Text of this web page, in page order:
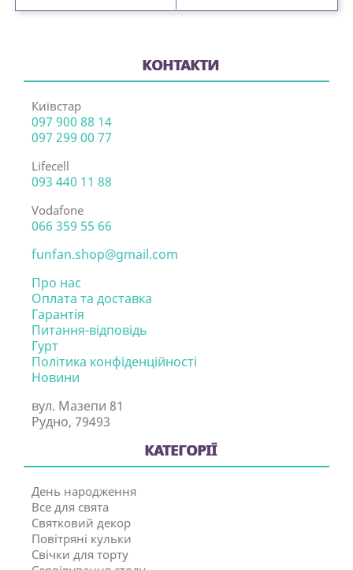
КОНТАКТИ
Київстар
097 900 88 14
097 299 00 77
Lifecell
093 440 11 88
Vodafone
066 359 55 66
funfan.shop@gmail.com
Про нас
Оплата та доставка
Гарантія
Питання-відповідь
Гурт
Політика конфіденційності
Новини
вул. Мазепи 81
Рудно, 79493
КАТЕГОРІЇ
День народження
Все для свята
Святковий декор
Повітряні кульки
Свічки для торту